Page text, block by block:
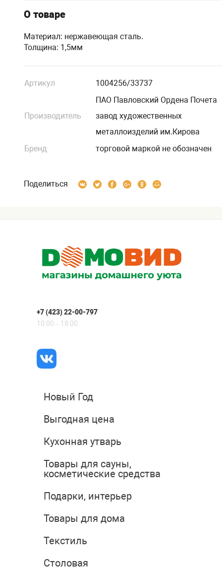
О товаре
Материал: нержавеющая сталь.
Толщина: 1,5мм
Артикул 1004256/33737
Производитель
ПАО Павловский Ордена Почета
завод художественных
металлоизделий им.Кирова
Бренд
торговой маркой не обозначен
Поделиться
+7 (423) 22-00-797
10:00 – 18:00
Новый Год
Выгодная цена
Кухонная утварь
Товары для сауны,
косметические средства
Подарки, интерьер
Товары для дома
Текстиль
Столовая